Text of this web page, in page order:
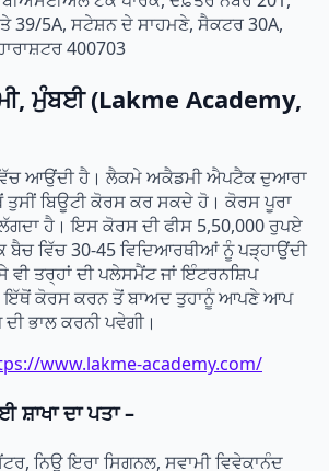
39/5A, ਸਟੇਸ਼ਨ ਦੇ ਸਾਹਮਣੇ, ਸੈਕਟਰ 30A,
400703
ਮੁੰਬਈ (Lakme Academy,
ਆਉਂਦੀ ਹੈ। ਲੈਕਮੇ ਅਕੈਡਮੀ ਐਪਟੈਕ ਦੁਆਰਾ
ਬਿਊਟੀ ਕੋਰਸ ਕਰ ਸਕਦੇ ਹੋ। ਕੋਰਸ ਪੂਰਾ
ਹੈ। ਇਸ ਕੋਰਸ ਦੀ ਫੀਸ 5,50,000 ਰੁਪਏ
ਵਿੱਚ 30-45 ਵਿਦਿਆਰਥੀਆਂ ਨੂੰ ਪੜ੍ਹਾਉਂਦੀ
ਤਰ੍ਹਾਂ ਦੀ ਪਲੇਸਮੈਂਟ ਜਾਂ ਇੰਟਰਨਸ਼ਿਪ
ਇੱਥੋਂ ਕੋਰਸ ਕਰਨ ਤੋਂ ਬਾਅਦ ਤੁਹਾਨੂੰ ਆਪਣੇ ਆਪ
ਭਾਲ ਕਰਨੀ ਪਵੇਗੀ।
www.lakme-academy.com/
ਦਾ ਪਤਾ –
ਨਿਊ ਇਰਾ ਸਿਗਨਲ, ਸਵਾਮੀ ਵਿਵੇਕਾਨੰਦ